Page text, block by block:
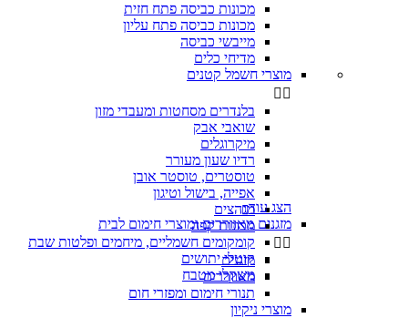
מכונות כביסה פתח חזית
מכונות כביסה פתח עליון
מייבשי כביסה
מדיחי כלים
מוצרי חשמל קטנים
 
בלנדרים מסחטות ומעבדי מזון
שואבי אבק
מיקרוגלים
רדיו שעון מעורר
טוסטרים, טוסטר אובן
אפייה, בישול וטיגון
מגהצים
מכונות קפה
קומקומים חשמליים, מיחמים ופלטות שבת
קוטלי יתושים
משקלי מטבח
הצג עוד
מזגנים מאווררים ומוצרי חימום לבית
 
מזגנים
מאווררים
תנורי חימום ומפזרי חום
מוצרי ניקיון